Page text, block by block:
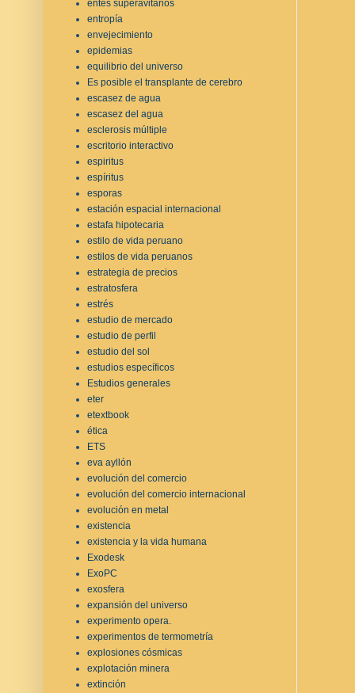
entes superavitarios
entropía
envejecimiento
epidemias
equilibrio del universo
Es posible el transplante de cerebro
escasez de agua
escasez del agua
esclerosis múltiple
escritorio interactivo
espiritus
espíritus
esporas
estación espacial internacional
estafa hipotecaria
estilo de vida peruano
estilos de vida peruanos
estrategia de precios
estratosfera
estrés
estudio de mercado
estudio de perfil
estudio del sol
estudios específicos
Estudios generales
eter
etextbook
ética
ETS
eva ayllón
evolución del comercio
evolución del comercio internacional
evolución en metal
existencia
existencia y la vida humana
Exodesk
ExoPC
exosfera
expansión del universo
experimento opera.
experimentos de termometría
explosiones cósmicas
explotación minera
extinción